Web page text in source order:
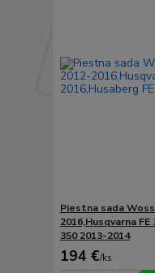
Piestna sada
2016,Husqvarna
350 2013-2014
194 €/ks